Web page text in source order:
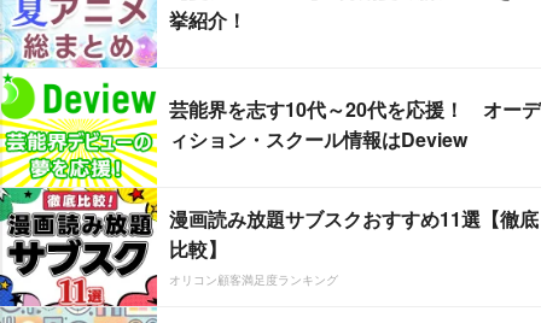
挙紹介！
芸能界を志す10代～20代を応援！ オーデ
ィション・スクール情報はDeview
漫画読み放題サブスクおすすめ11選【徹底
比較】
オリコン顧客満足度ランキング